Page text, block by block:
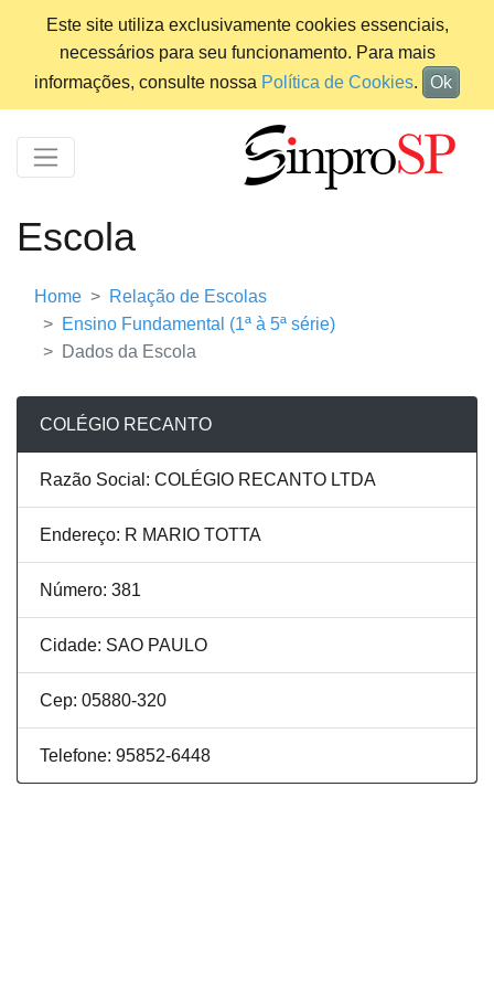
Este site utiliza exclusivamente cookies essenciais,
necessários para seu funcionamento. Para mais
informações, consulte nossa Política de Cookies. Ok
Escola
Home
Relação de Escolas
Ensino Fundamental (1ª à 5ª série)
Dados da Escola
COLÉGIO RECANTO
Razão Social: COLÉGIO RECANTO LTDA
Endereço: R MARIO TOTTA
Número: 381
Cidade: SAO PAULO
Cep: 05880-320
Telefone: 95852-6448